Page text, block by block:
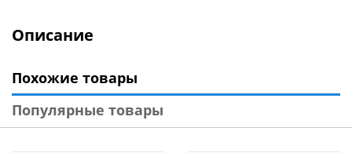
Описание
Похожие товары
Популярные товары